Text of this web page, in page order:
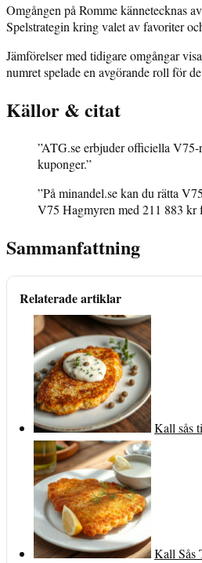
Omgången på Romme kännetecknas
Spelstrategin kring valet av favoriter
Jämförelser med tidigare omgångar
numret spelade en avgörande roll för
Källor & citat
”ATG.se erbjuder officiella V75-
kuponger.”
”På minandel.se kan du rätta
V75 Hagmyren med 211 883 kr
Sammanfattning
Relaterade artiklar
Kall sås
Kall Sås